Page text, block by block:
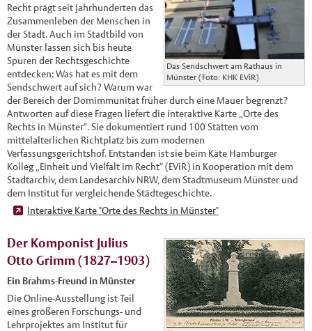
Das Sendschwert am Rathaus in
Münster (Foto: KHK EViR)
Recht prägt seit Jahrhunderten das
Zusammenleben der Menschen in
der Stadt. Auch im Stadtbild von
Münster lassen sich bis heute
Spuren der Rechtsgeschichte
entdecken: Was hat es mit dem
Sendschwert auf sich? Warum war
der Bereich der Domimmunität früher durch eine Mauer begrenzt?
Antworten auf diese Fragen liefert die interaktive Karte „Orte des
Rechts in Münster“. Sie dokumentiert rund 100 Stätten vom
mittelalterlichen Richtplatz bis zum modernen
Verfassungsgerichtshof. Entstanden ist sie beim Käte Hamburger
Kolleg „Einheit und Vielfalt im Recht“ (EViR) in Kooperation mit dem
Stadtarchiv, dem Landesarchiv NRW, dem Stadtmuseum Münster und
dem Institut für vergleichende Städtegeschichte.
Interaktive Karte "Orte des Rechts in Münster"
Der Komponist Julius
Otto Grimm (1827–1903)
Ein Brahms-Freund in Münster
Die Online-Ausstellung ist Teil
eines größeren Forschungs- und
Lehrprojektes am Institut für